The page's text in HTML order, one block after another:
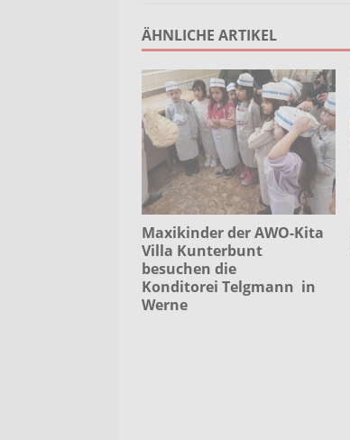
ÄHNLICHE ARTIKEL
Maxikinder der AWO-Kita
Villa Kunterbunt
besuchen die
Konditorei Telgmann in
Werne